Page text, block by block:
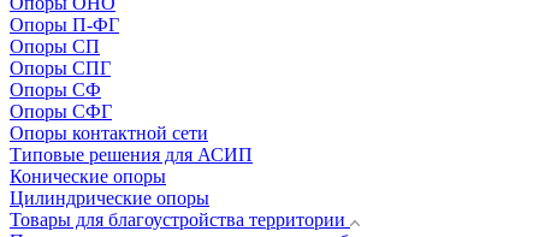
Опоры П-ФГ
Опоры СП
Опоры СПГ
Опоры СФ
Опоры СФГ
Опоры контактной сети
Типовые решения для АСИП
Конические опоры
Цилиндрические опоры
Товары для благоустройства территории